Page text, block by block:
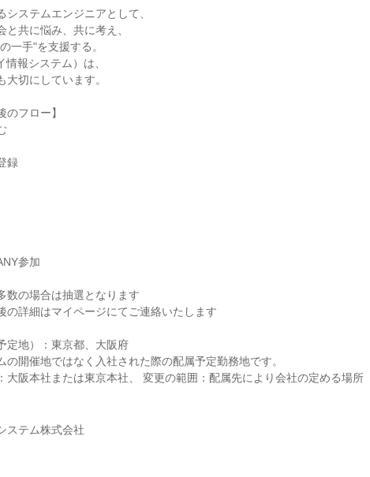
システムエンジニアとして、
と共に悩み、共に考え、
一手"を支援する。
情報システム）は、
大切にしています。
のフロー】
録
参加
数の場合は抽選となります
の詳細はマイページにてご連絡いたします
定地）：東京都、大阪府
開催地ではなく入社された際の配属予定勤務地です。
大阪本社または東京本社、 変更の範囲：配属先により会社の定める場所
ステム株式会社